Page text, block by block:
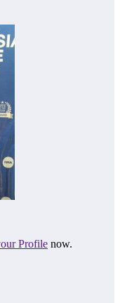
Profile now.